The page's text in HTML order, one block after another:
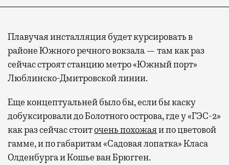
Современный путешественник часто берет
с собой не только чемодан, но и ноутбук.
А ожидание рейса все чаще превращается
Плавучая инсталляция будет курсировать в
районе Южного речного вокзала — там как раз
сейчас строят станцию метро «Южный порт»
Люблинско-Дмитровской линии.
Еще концептуальней было бы, если бы каску
добуксировали до Болотного острова, где у «ГЭС-2»
как раз сейчас стоиточень похожаяи по цветовой
гамме, и по габаритам «Садовая лопатка» Класа
Олденбурга и Кошье ван Брюгген.